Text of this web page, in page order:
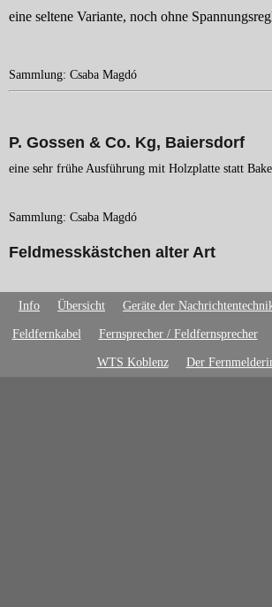
eine seltene Variante, noch ohne
Sammlung: Csaba Magdó
P. Gossen & Co. Kg, Baiersdorf
eine sehr frühe Ausführung mit Holzplatte statt
Sammlung: Csaba Magdó
Feldmesskästchen alter Art
Info Übersicht Geräte der
Feldfernkabel Fernsprecher / Feldfernsprecher
WTS Koblenz Der